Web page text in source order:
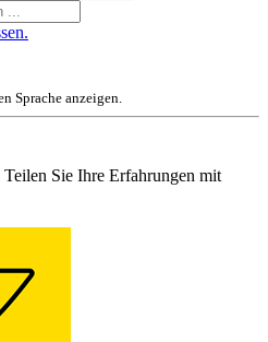
Sprache anzeigen.
Sie Ihre Erfahrungen mit